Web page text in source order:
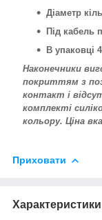
Діаметр
Під кабель
В упаковці
Наконечники
покриттям з
контакт і
комплекті
кольору. Ціна
Приховати
Характеристики